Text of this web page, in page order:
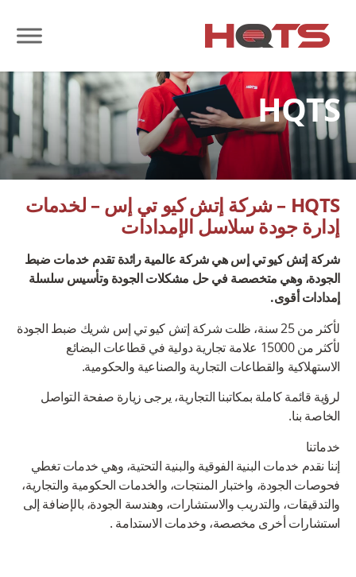
HQTS
HQTS – شركة إتش كيو تي إس – لخدمات
إدارة جودة سلاسل الإمدادات
شركة إتش كيو تي إس هي شركة عالمية رائدة تقدم خدمات ضبط
الجودة، وهي متخصصة في حل مشكلات الجودة وتأسيس سلسلة
إمدادات أقوى.
لأكثر من 25 سنة، ظلت شركة إتش كيو تي إس شريك ضبط الجودة
لأكثر من 15000 علامة تجارية دولية في قطاعات البضائع
الاستهلاكية والقطاعات التجارية والصناعية والحكومية.
لرؤية قائمة كاملة بمكاتبنا التجارية، يرجى زيارة صفحة التواصل
الخاصة بنا.
خدماتنا
إننا نقدم خدمات البنية الفوقية والبنية التحتية، وهي خدمات تغطي
فحوصات الجودة، واختبار المنتجات، والخدمات الحكومية والتجارية،
والتدقيقات، والتدريب والاستشارات، وهندسة الجودة، بالإضافة إلى
استشارات أخرى مخصصة، وخدمات الاستدامة .